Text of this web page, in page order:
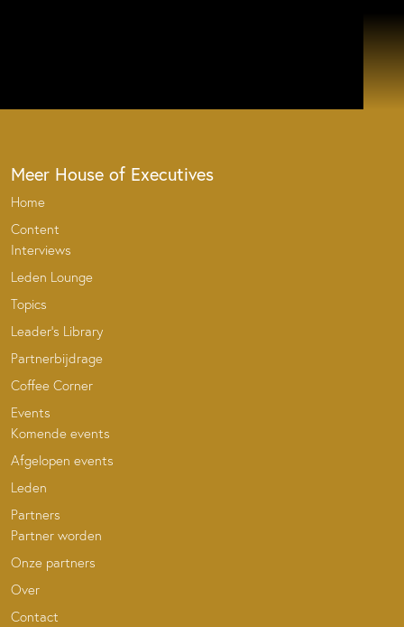
Meer House of Executives
Home
Content
Interviews
Leden Lounge
Topics
Leader’s Library
Partnerbijdrage
Coffee Corner
Events
Komende events
Afgelopen events
Leden
Partners
Partner worden
Onze partners
Over
Contact